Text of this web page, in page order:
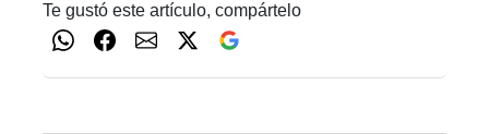
Te gustó este artículo, compártelo